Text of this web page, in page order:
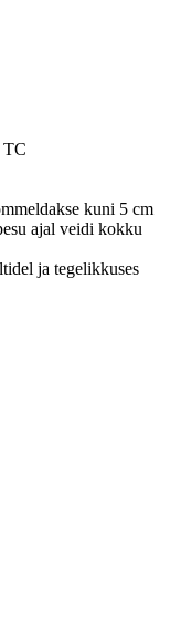
TC
kuni 5 cm
ajal veidi kokku
ja tegelikkuses